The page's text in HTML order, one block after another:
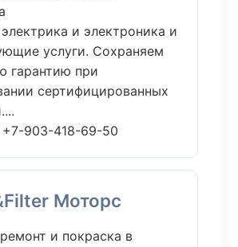
и электроника и
услуги. Сохраняем
гарантию при
сертифицированных
+7-903-418-69-50
Моторс
и покраска в